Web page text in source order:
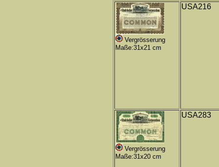
Vergrösserung
Maße:31x21 cm
USA216
Vergrösserung
Maße:31x20 cm
USA283